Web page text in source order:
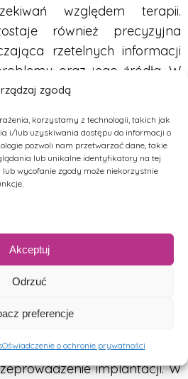
zgodą
korzystamy z technologii, takich jak
i/lub uzyskiwania dostępu do informacji o
pozwoli nam przetwarzać dane, takie
lub unikalne identyfikatory na tej
wycofanie zgody może niekorzystnie
Akceptuj
Odrzuć
preferencje
Oświadczenie o ochronie prywatności
względem terapii.
również precyzyjna
rzetelnych informacji
oraz jego źródła. W
bezpieczne i komfortowe
zobrazują one struktury
a co za tym idzie – jej
Na podstawie tej
sporządzamy plan terapii
pojawienia się
oraz nadający
charakteru. Ponadto
kosztorys.
bądź bezzębie
ulec degradacji
implantacji. W